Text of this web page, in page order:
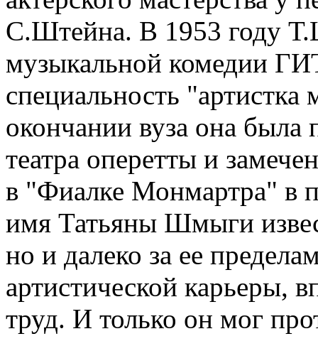
С.Штейна. В 1953 году
музыкальной комедии
специальность "артистка
окончании вуза она была
театра оперетты и
в "Фиалке Монмартра" в
имя Татьяны Шмыги
но и далеко за ее
артистической карьеры,
труд. И только он мог